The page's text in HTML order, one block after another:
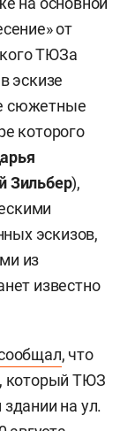
от
ТЮЗа
эскизе
сюжетные
которого
Зильбер),
эскизов,
из
известно
, что
который ТЮЗ
на ул.